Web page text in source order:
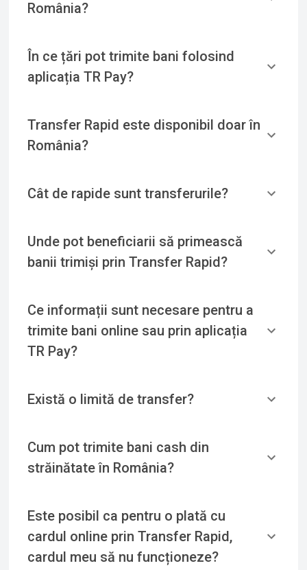
România?
În ce țări pot trimite bani folosind
aplicația TR Pay?
Transfer Rapid este disponibil doar în
România?
Cât de rapide sunt transferurile?
Unde pot beneficiarii să primească
banii trimiși prin Transfer Rapid?
Ce informații sunt necesare pentru a
trimite bani online sau prin aplicația
TR Pay?
Există o limită de transfer?
Cum pot trimite bani cash din
străinătate în România?
Este posibil ca pentru o plată cu
cardul online prin Transfer Rapid,
cardul meu să nu funcționeze?